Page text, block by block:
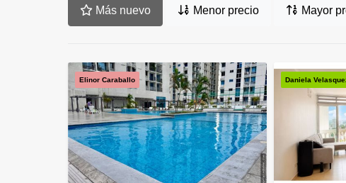
Más nuevo Menor precio Mayor
Elinor Caraballo Daniela